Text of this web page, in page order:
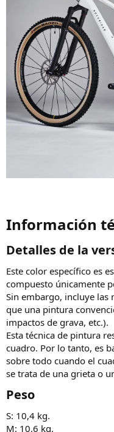
Información
Detalles de la
Este color específico es
compuesto únicamente
Sin embargo, incluye las
que una pintura
impactos de grava, etc.).
Esta técnica de pintura
cuadro. Por lo tanto, es
sobre todo cuando el
se trata de una grieta o
Peso​
S: 10,4 kg.
M: 10,6 kg.